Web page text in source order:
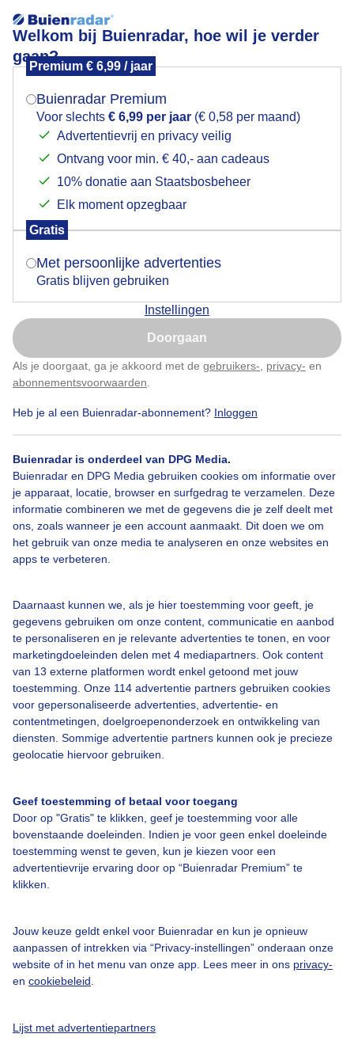
Welkom bij Buienradar, hoe wil je verder
gaan?
Premium € 6,99 / jaar
Buienradar Premium
Voor slechts € 6,99 per jaar (€ 0,58 per maand)
Advertentievrij en privacy veilig
Ontvang voor min. € 40,- aan cadeaus
10% donatie aan Staatsbosbeheer
Elk moment opzegbaar
Gratis
Met persoonlijke advertenties
Gratis blijven gebruiken
Instellingen
Doorgaan
Als je doorgaat, ga je akkoord met de gebruikers- privacy- en
abonnementsvoorwaarden
Heb je al een Buienradar-abonnement? Inloggen
Buienradar is onderdeel van DPG Media.
Buienradar en DPG Media gebruiken cookies om informatie over
je apparaat, locatie, browser en surfgedrag te verzamelen. Deze
informatie combineren we met de gegevens die je zelf deelt met
ons, zoals wanneer je een account aanmaakt. Dit doen we om
het gebruik van onze media te analyseren en onze websites en
apps te verbeteren.
Daarnaast kunnen we, als je hier toestemming voor geeft, je
gegevens gebruiken om onze content, communicatie en aanbod
te personaliseren en je relevante advertenties te tonen, en voor
marketingdoeleinden delen met 4 mediapartners. Ook content
van 13 externe platformen wordt enkel getoond met jouw
toestemming. Onze 114 advertentie partners gebruiken cookies
voor gepersonaliseerde advertenties, advertentie- en
contentmetingen, doelgroepenonderzoek en ontwikkeling van
diensten. Sommige advertentie partners kunnen ook je precieze
geolocatie hiervoor gebruiken.
Geef toestemming of betaal voor toegang
Door op "Gratis" te klikken, geef je toestemming voor alle
bovenstaande doeleinden. Indien je voor geen enkel doeleinde
toestemming wenst te geven, kun je kiezen voor een
advertentievrije ervaring door op “Buienradar Premium” te
klikken.
Jouw keuze geldt enkel voor Buienradar en kun je opnieuw
aanpassen of intrekken via “Privacy-instellingen” onderaan onze
website of in het menu van onze app. Lees meer in ons privacy-
en cookiebeleid
Lijst met advertentiepartners
opklaringen
Door: Cynthia van Leusden
Bekijk slideshow
Over Buienradar
Bedrijfsgegevens
Veelgestelde vragen
Toegankelijkheid
Gebruikersvoorwaarden
Adverteren
Cookie beleid
Privacy instellingen
Mogen we je locatie gebruiken voor het
Indien je hier nog geen akkoord op hebt gegeven,
verschijnt er zo een pop-up uit je browser waarin
Is goed, toon de popup
Nu niet, misschien later
Klik hierom dit aan te passen